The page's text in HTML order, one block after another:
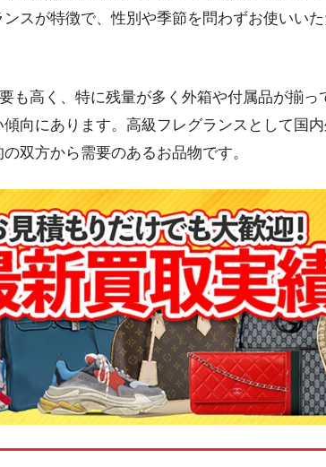
スが特徴で、性別や季節を問わずお使いい
も高く、特に残量が多く外箱や付属品が揃っ
向にあります。高級フレグランスとして国内
双方から需要のあるお品物です。